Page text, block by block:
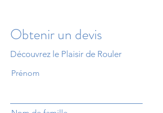
Obtenir un devis
Découvrez le Plaisir de Rouler
Prénom